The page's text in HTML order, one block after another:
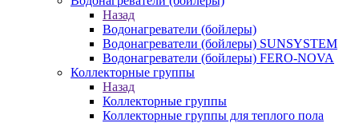
Назад
Водонагреватели (бойлеры)
Водонагреватели (бойлеры) SUNSYSTEM
Водонагреватели (бойлеры) FERO-NOVA
Коллекторные группы
Назад
Коллекторные группы
Коллекторные группы для теплого пола